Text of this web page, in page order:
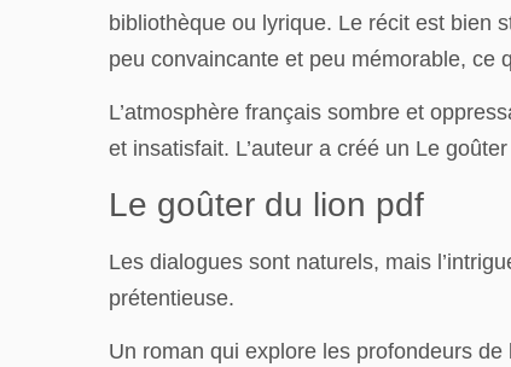
bibliothèque ou lyrique. Le récit est bien
peu convaincante et peu mémorable, ce
L’atmosphère français sombre et
et insatisfait. L’auteur a créé un Le
Le goûter du lion pdf
Les dialogues sont naturels, mais
prétentieuse.
Un roman qui explore les profondeurs